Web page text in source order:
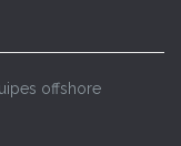
offshore